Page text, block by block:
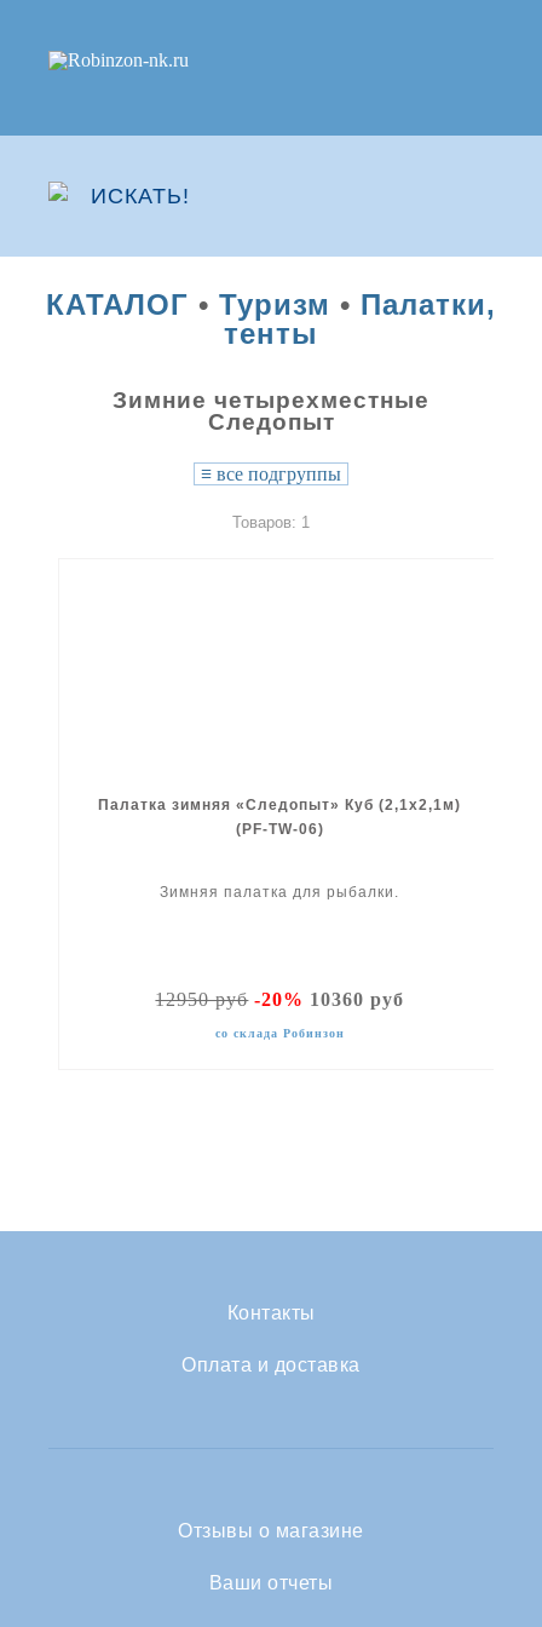
КАТАЛОГ • Туризм • Палатки,
тенты
Зимние четырехместные
Следопыт
≡ все подгруппы
Товаров: 1
Палатка зимняя «Следопыт» Куб (2,1x2,1м)
(PF-TW-06)
Зимняя палатка для рыбалки.
12950 руб-20% 10360 руб
со склада Робинзон
Контакты
Оплата и доставка
Отзывы о магазине
Ваши отчеты